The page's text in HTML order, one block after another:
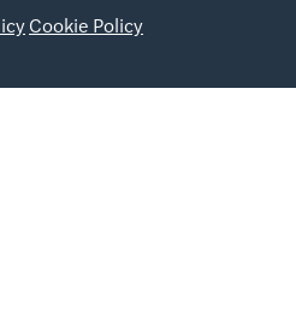
Cookie Policy